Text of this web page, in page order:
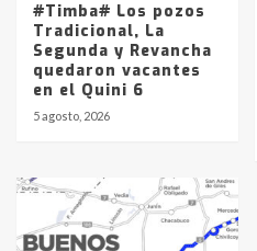
#Timba# Los pozos
Tradicional, La
Segunda y Revancha
quedaron vacantes
en el Quini 6
5 agosto, 2026